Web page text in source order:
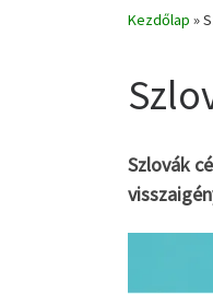
Kezdőlap »
Szlovák